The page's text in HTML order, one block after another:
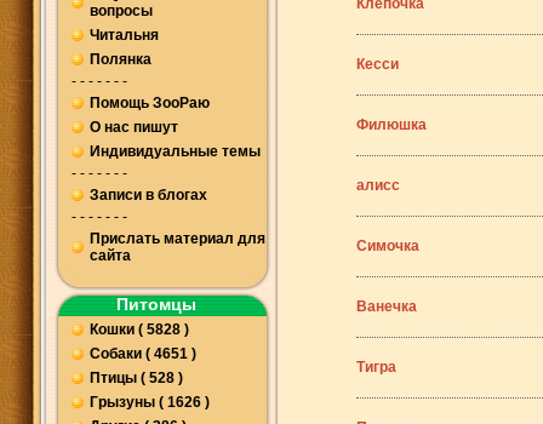
вопросы
Читальня
Полянка
- - - - - - -
Помощь ЗооРаю
О нас пишут
Индивидуальные темы
- - - - - - -
Записи в блогах
- - - - - - -
Прислать материал для
сайта
Питомцы
Кошки ( 5828 )
Собаки ( 4651 )
Птицы ( 528 )
Грызуны ( 1626 )
Клёпочка
Кесси
Филюшка
алисс
Симочка
Ванечка
Тигра